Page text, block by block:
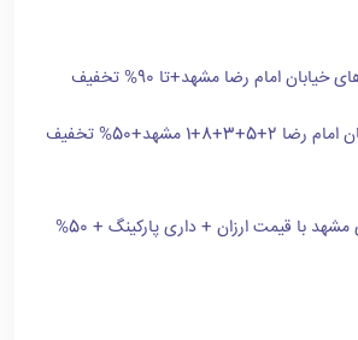
امام رضا مشهد+تا 90% تخفیف
مشهد+50% تخفیف
لیست مسافرخانه های مشهد با قیمت ارزان + داری پارکینگ + 50%